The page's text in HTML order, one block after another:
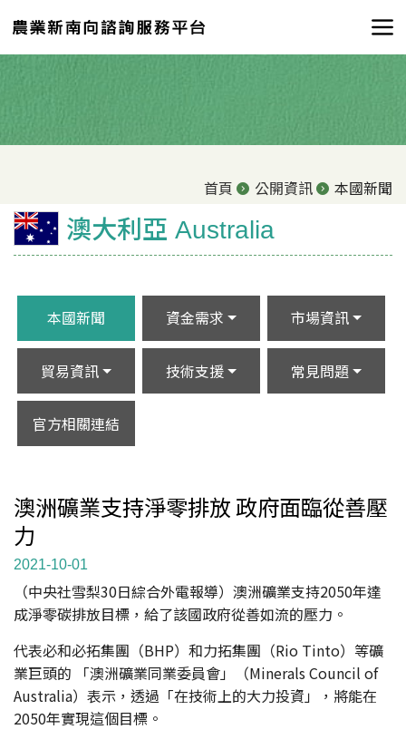
首頁 公開資訊 本國新聞
澳大利亞 Australia
本國新聞 資金需求 市場資訊
貿易資訊 技術支援 常見問題
官方相關連結
澳洲礦業支持淨零排放 政府面臨從善壓
力
2021-10-01
（中央社雪梨30日綜合外電報導）澳洲礦業支持2050年達
成淨零碳排放目標，給了該國政府從善如流的壓力。
代表必和必拓集團（BHP）和力拓集團（Rio Tinto）等礦
業巨頭的 「澳洲礦業同業委員會」（Minerals Council of
Australia）表示，透過「在技術上的大力投資」，將能在
2050年實現這個目標。